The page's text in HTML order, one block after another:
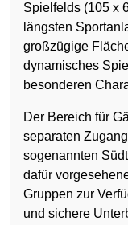
Spielfelds (105 x
längsten
großzügige
dynamisches
besonderen
Der Bereich für
separaten
sogenannten
dafür
Gruppen zur
und sichere